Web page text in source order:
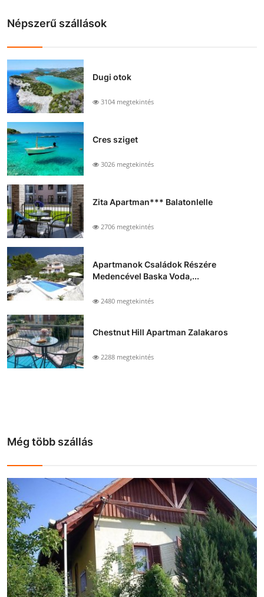
Népszerű szállások
Dugi otok
3104 megtekintés
Cres sziget
3026 megtekintés
Zita Apartman*** Balatonlelle
2706 megtekintés
Apartmanok Családok Részére
Medencével Baska Voda,...
2480 megtekintés
Chestnut Hill Apartman Zalakaros
2288 megtekintés
Még több szállás